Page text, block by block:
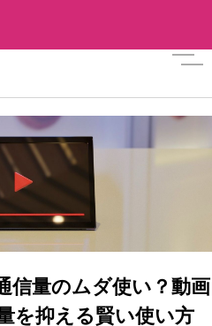
信量のムダ使い？動画
を抑える賢い使い方